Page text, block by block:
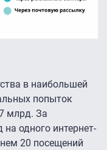
в наибольшей
попыток
млрд. За
одного интернет-
20 посещений